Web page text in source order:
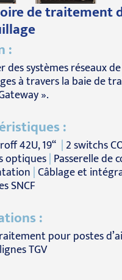
de traitement
:
des systèmes réseaux
à travers la baie de
».
:
42U, 19“ | 2 switchs
optiques| Passerelle de
|Câblage et
SNCF
:
pour postes
TGV